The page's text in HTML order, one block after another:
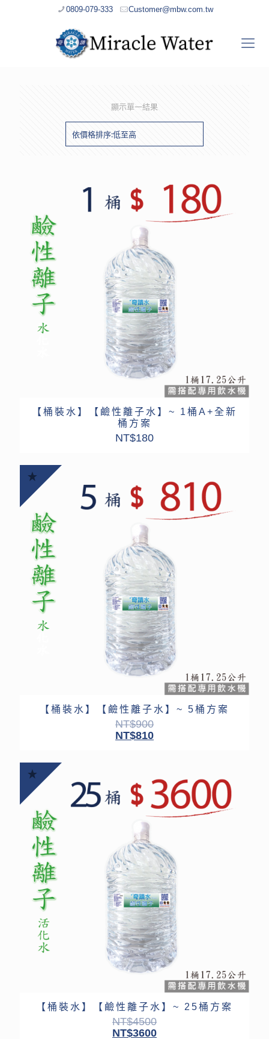
0809-079-333 Customer@mbw.com.tw
顯示單一結果
【桶裝水】【鹼性離子水】~ 1桶A+全新
桶方案
NT$180
【桶裝水】【鹼性離子水】~ 5桶方案
NT$900
NT$810
【桶裝水】【鹼性離子水】~ 25桶方案
NT$4500
NT$3600